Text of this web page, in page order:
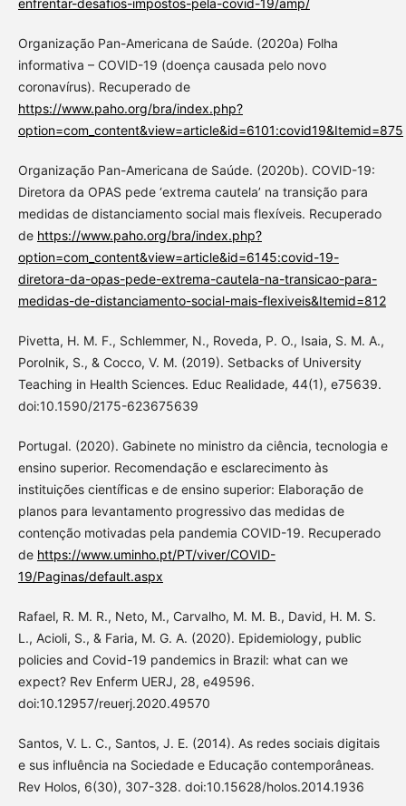
enfrentar-desafios-impostos-pela-covid-19/amp/
Organização Pan-Americana de Saúde. (2020a) Folha
informativa – COVID-19 (doença causada pelo novo
coronavírus). Recuperado de
https://www.paho.org/bra/index.php?
option=com_content&view=article&id=6101:covid19&Itemid=875
Organização Pan-Americana de Saúde. (2020b). COVID-19:
Diretora da OPAS pede ‘extrema cautela’ na transição para
medidas de distanciamento social mais flexíveis. Recuperado
de https://www.paho.org/bra/index.php?
option=com_content&view=article&id=6145:covid-19-
diretora-da-opas-pede-extrema-cautela-na-transicao-para-
medidas-de-distanciamento-social-mais-flexiveis&Itemid=812
Pivetta, H. M. F., Schlemmer, N., Roveda, P. O., Isaia, S. M. A.,
Porolnik, S., & Cocco, V. M. (2019). Setbacks of University
Teaching in Health Sciences. Educ Realidade, 44(1), e75639.
doi:10.1590/2175-623675639
Portugal. (2020). Gabinete no ministro da ciência, tecnologia e
ensino superior. Recomendação e esclarecimento às
instituições científicas e de ensino superior: Elaboração de
planos para levantamento progressivo das medidas de
contenção motivadas pela pandemia COVID-19. Recuperado
de https://www.uminho.pt/PT/viver/COVID-
19/Paginas/default.aspx
Rafael, R. M. R., Neto, M., Carvalho, M. M. B., David, H. M. S.
L., Acioli, S., & Faria, M. G. A. (2020). Epidemiology, public
policies and Covid-19 pandemics in Brazil: what can we
expect? Rev Enferm UERJ, 28, e49596.
doi:10.12957/reuerj.2020.49570
Santos, V. L. C., Santos, J. E. (2014). As redes sociais digitais
e sus influência na Sociedade e Educação contemporâneas.
Rev Holos, 6(30), 307-328. doi:10.15628/holos.2014.1936